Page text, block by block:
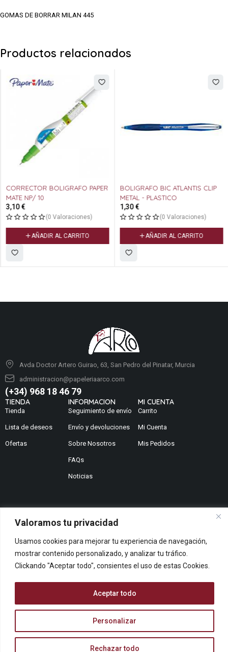
Valoramos tu privacidad
Usamos cookies para mejorar tu experiencia de navegación,
mostrar contenido personalizado, y analizar tu tráfico.
Clickando "Aceptar todo", consientes el uso de estas Cookies.
Personalizar
Rechazar todo
Aceptar todo
GOMAS DE BORRAR MILAN 445
Productos relacionados
CORRECTOR BOLIGRAFO PAPER
MATE NP/ 10
3,10€
(0 Valoraciones)
AÑADIR AL CARRITO
BOLIGRAFO BIC ATLANTIS CLIP
METAL - PLASTICO
1,30€
(0 Valoraciones)
AÑADIR AL CARRITO
Avda Doctor Artero Guirao, 63, San Pedro del Pinatar, Murcia
administracion@papeleriaarco.com
(+34) 968 18 46 79
TIENDA
Tienda
Lista de deseos
Ofertas
INFORMACION
Seguimiento de envío
Envío y devoluciones
Sobre Nosotros
FAQs
Noticias
MI CUENTA
Carrito
Mi Cuenta
Mis Pedidos
¿No encuentras lo que buscas?
Contáctanos
¿Te podemos ayudar?
Centro De Ayuda
© ARCOPAPEL 2006 S.L. | Todos los derechos reservados